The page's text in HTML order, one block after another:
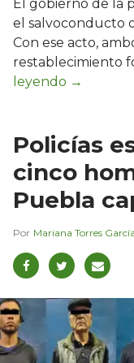
El gobierno de la
el salvoconducto
Con ese acto,
restablecimiento
Policías
cinco
Puebla
Mariana Torres García